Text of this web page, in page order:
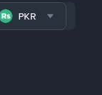
PKR